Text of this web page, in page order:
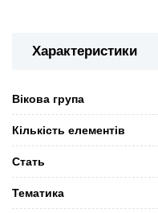
Характеристики
Вікова група
Кількість елементів
Стать
Тематика